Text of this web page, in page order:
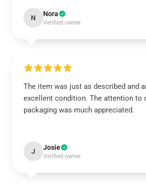
N Nora
Verified owner
The item was just as described and
excellent condition. The attention to
packaging was much appreciated.
J Josie
Verified owner